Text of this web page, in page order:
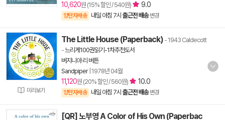
10,620원 (15% 할인 / 540원) 9.0
양탄자배송 내일 아침 7시 출근전 배송 변경
미리보기
The Little House (Paperback) - 1943 Caldecott
-느리게100권읽기-1차추천도서
버지니아 리 버튼
Sandpiper| 1978년 04월
11,120원 (20% 할인 / 560원) 10.0
양탄자배송 내일 아침 7시 출근전 배송 변경
[QR] 노부영 A Color of His Own (Paperbac